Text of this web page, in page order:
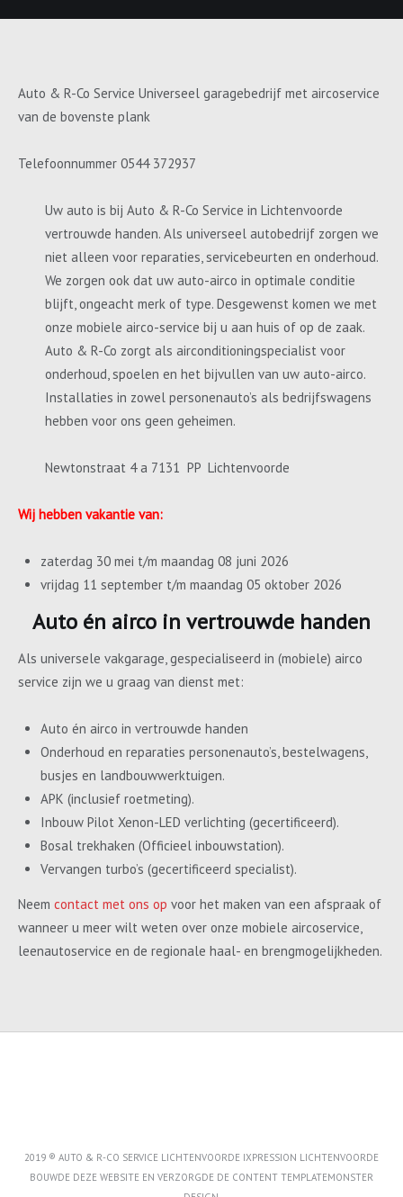
Auto & R-Co Service Universeel garagebedrijf met aircoservice
van de bovenste plank
Telefoonnummer 0544 372937
Uw auto is bij Auto & R-Co Service in Lichtenvoorde
vertrouwde handen. Als universeel autobedrijf zorgen we
niet alleen voor reparaties, servicebeurten en onderhoud.
We zorgen ook dat uw auto-airco in optimale conditie
blijft, ongeacht merk of type. Desgewenst komen we met
onze mobiele airco-service bij u aan huis of op de zaak.
Auto & R-Co zorgt als airconditioningspecialist voor
onderhoud, spoelen en het bijvullen van uw auto-airco.
Installaties in zowel personenauto’s als bedrijfswagens
hebben voor ons geen geheimen.
Newtonstraat 4 a 7131 PP Lichtenvoorde
Wij hebben vakantie van:
zaterdag 30 mei t/m maandag 08 juni 2026
vrijdag 11 september t/m maandag 05 oktober 2026
Auto én airco in vertrouwde handen
Als universele vakgarage, gespecialiseerd in (mobiele) airco
service zijn we u graag van dienst met:
Auto én airco in vertrouwde handen
Onderhoud en reparaties personenauto’s, bestelwagens,
busjes en landbouwwerktuigen.
APK (inclusief roetmeting).
Inbouw Pilot Xenon-LED verlichting (gecertificeerd).
Bosal trekhaken (Officieel inbouwstation).
Vervangen turbo’s (gecertificeerd specialist).
Neem contact met ons op voor het maken van een afspraak of
wanneer u meer wilt weten over onze mobiele aircoservice,
leenautoservice en de regionale haal- en brengmogelijkheden.
2019 ® AUTO & R-CO SERVICE LICHTENVOORDE IXPRESSION LICHTENVOORDE
BOUWDE DEZE WEBSITE EN VERZORGDE DE CONTENT TEMPLATEMONSTER